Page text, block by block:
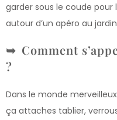
garder sous le coude pour
autour d’un apéro au
Comment
?
Dans le monde
ça attaches tablier,